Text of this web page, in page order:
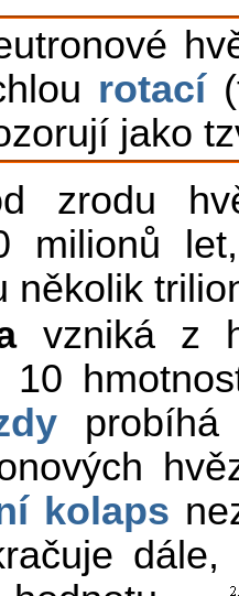
rotací
jako
zrodu
milionů
několik
vzniká z
probíhá
kolaps